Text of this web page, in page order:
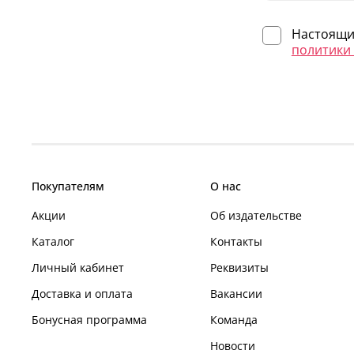
Покупателям
Акции
Каталог
Личный кабинет
Доставка и оплата
Бонусная программа
О нас
Об издательстве
Контакты
Реквизиты
Вакансии
Команда
Новости